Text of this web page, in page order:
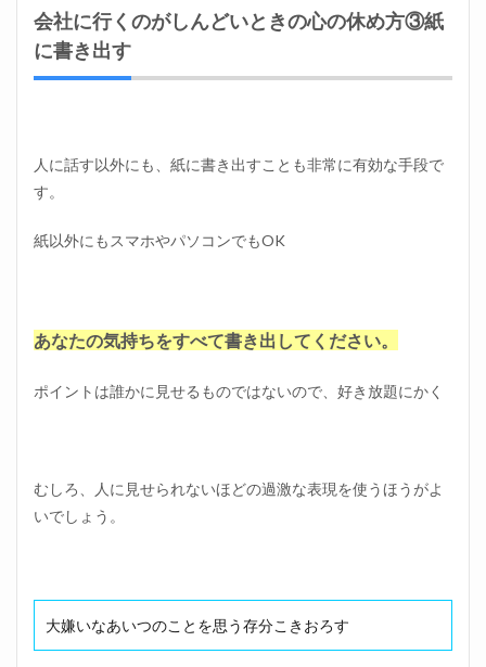
い！
まと
め
会社に行くのがしんどいときの心の休め方③紙
に書き出す
人に話す以外にも、紙に書き出すことも非常に有効な手段で
す。
紙以外にもスマホやパソコンでもOK
あなたの気持ちをすべて書き出してください。
ポイントは誰かに見せるものではないので、好き放題にかく
むしろ、人に見せられないほどの過激な表現を使うほうがよ
いでしょう。
大嫌いなあいつのことを思う存分こきおろす